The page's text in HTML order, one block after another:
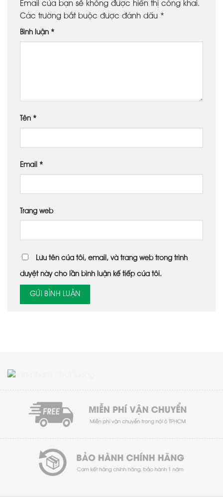
Email của bạn sẽ không được hiển thị công khai.
Các trường bắt buộc được đánh dấu
*
Bình luận *
Tên *
Email *
Trang web
Lưu tên của tôi, email, và trang web trong trình
duyệt này cho lần bình luận kế tiếp của tôi.